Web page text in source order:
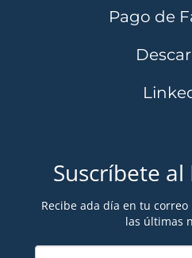
Pago de
Suscríbete
Recibe ada día en tu
las últimas